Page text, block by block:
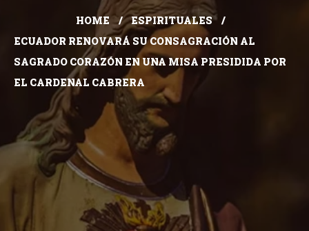
HOME
ESPIRITUALES
ECUADOR RENOVARÁ SU CONSAGRACIÓN AL
SAGRADO CORAZÓN EN UNA MISA PRESIDIDA POR
EL CARDENAL CABRERA